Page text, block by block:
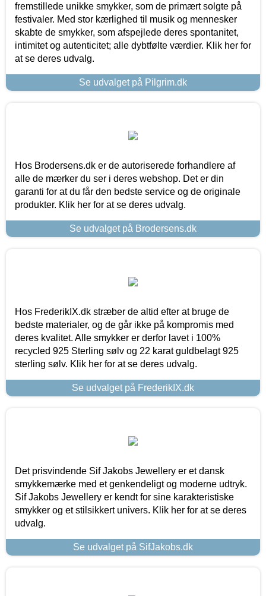
fremstillede unikke smykker, som de primært solgte på
festivaler. Med stor kærlighed til musik og mennesker
skabte de smykker, som afspejlede deres spontanitet,
intimitet og autenticitet; alle dybtfølte værdier. Klik her for
at se deres udvalg.
Se udvalget på Pilgrim.dk
Hos Brodersens.dk er de autoriserede forhandlere af
alle de mærker du ser i deres webshop. Det er din
garanti for at du får den bedste service og de originale
produkter. Klik her for at se deres udvalg.
Se udvalget på Brodersens.dk
Hos FrederikIX.dk stræber de altid efter at bruge de
bedste materialer, og de går ikke på kompromis med
deres kvalitet. Alle smykker er derfor lavet i 100%
recycled 925 Sterling sølv og 22 karat guldbelagt 925
sterling sølv. Klik her for at se deres udvalg.
Se udvalget på FrederikIX.dk
Det prisvindende Sif Jakobs Jewellery er et dansk
smykkemærke med et genkendeligt og moderne udtryk.
Sif Jakobs Jewellery er kendt for sine karakteristiske
smykker og et stilsikkert univers. Klik her for at se deres
udvalg.
Se udvalget på SifJakobs.dk